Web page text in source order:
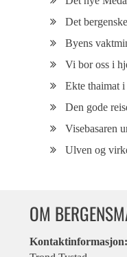
Det
Byens
Vi bor oss i
Ekte thaimat i
Den gode
Visebasaren
Ulven og
OM
Kontaktinformasjon: